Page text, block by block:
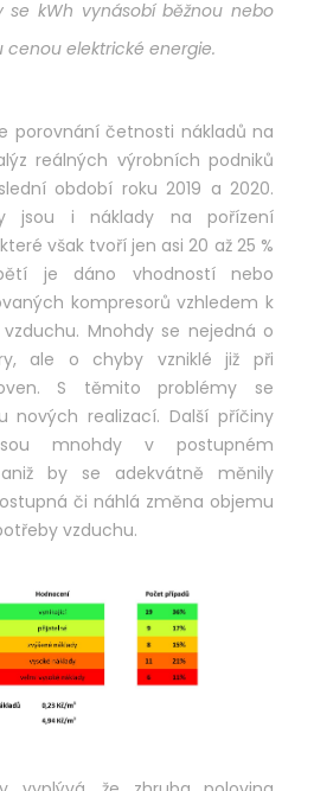
se kWh vynásobí běžnou nebo
cenou elektrické energie.
porovnání četnosti nákladů na
reálných výrobních podniků
období roku 2019 a 2020.
jsou i náklady na pořízení
však tvoří jen asi 20 až 25 %
je dáno vhodností nebo
kompresorů vzhledem k
Mnohdy se nejedná o
ale o chyby vzniklé již při
S těmito problémy se
nových realizací. Další příčiny
mnohdy v postupném
by se adekvátně měnily
či náhlá změna objemu
vzduchu.